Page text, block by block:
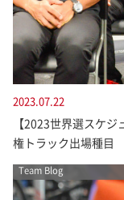
2023.07.22
【2023世界選スケ
権トラック出場種目
Team Blog